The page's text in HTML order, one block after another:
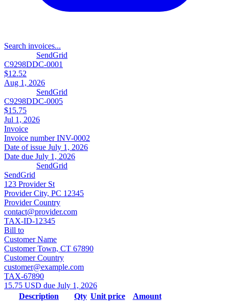
Search invoices...
SendGrid
C9298DDC-0001
$12.52
Aug 1, 2026
SendGrid
C9298DDC-0005
$15.75
Jul 1, 2026
Invoice
Invoice numberINV-0002
Date of issue July 1, 2026
Date due July 1, 2026
SendGrid
SendGrid
123 Provider St
Provider City, PC 12345
Provider Country
contact@provider.com
TAX-ID-12345
Bill to
Customer Name
Customer Town, CT 67890
Customer Country
customer@example.com
TAX-67890
15.75 USD due July 1, 2026
Description
Qty Unit price
Amount